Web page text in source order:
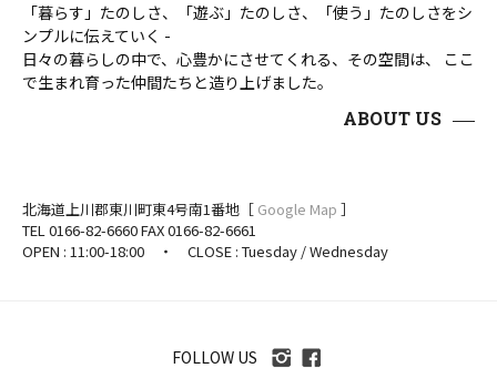
「暮らす」たのしさ、「遊ぶ」たのしさ、「使う」たのしさをシ
ンプルに伝えていく -
日々の暮らしの中で、心豊かにさせてくれる、その空間は、 ここ
で生まれ育った仲間たちと造り上げました。
ABOUT US
北海道上川郡東川町東4号南1番地［ Google Map ］
TEL 0166-82-6660 FAX 0166-82-6661
OPEN : 11:00-18:00 ・ CLOSE : Tuesday / Wednesday
FOLLOW US